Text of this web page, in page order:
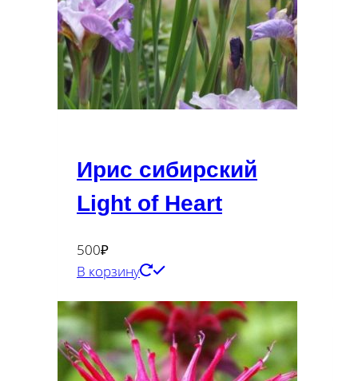
Ирис сибирский
Light of Heart
500₽
В корзину